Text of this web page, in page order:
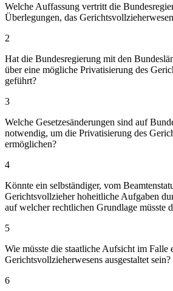
Welche Auffassung vertritt die
Überlegungen, das
2
Hat die Bundesregierung mit den
über eine mögliche Privatisierung des
geführt?
3
Welche Gesetzesänderungen sind auf
notwendig, um die Privatisierung des
ermöglichen?
4
Könnte ein selbständiger, vom
Gerichtsvollzieher hoheitliche Aufgaben
auf welcher rechtlichen Grundlage müsste
5
Wie müsste die staatliche Aufsicht im Falle
Gerichtsvollzieherwesens ausgestaltet sein?
6